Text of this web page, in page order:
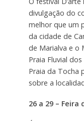
divulgação do
melhor que um
da cidade de
de Marialva e o
Praia Fluvial
Praia da Tocha
sobre a
26 a 29 – Feira